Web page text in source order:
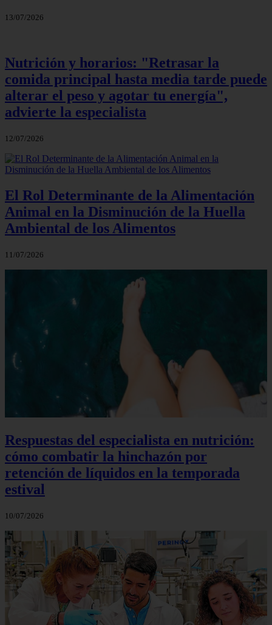
13/07/2026
Nutrición y horarios: "Retrasar la
comida principal hasta media tarde puede
alterar el peso y agotar tu energía",
advierte la especialista
12/07/2026
El Rol Determinante de la Alimentación
Animal en la Disminución de la Huella
Ambiental de los Alimentos
11/07/2026
Respuestas del especialista en nutrición:
cómo combatir la hinchazón por
retención de líquidos en la temporada
estival
10/07/2026